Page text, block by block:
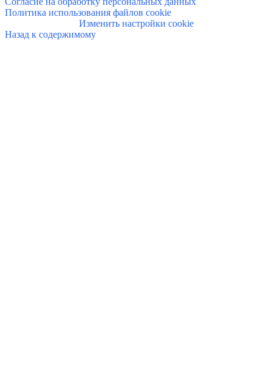
Политика использования файлов cookie
Изменить настройки cookie
Назад к содержимому